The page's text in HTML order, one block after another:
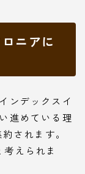
ニアに
ンデックスイ
進めている理
されます。
えられま